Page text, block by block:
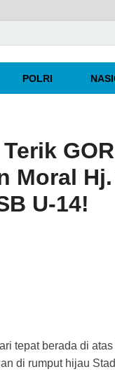
POLRI
Moral
U-14!
tepat berada di
di rumput hijau